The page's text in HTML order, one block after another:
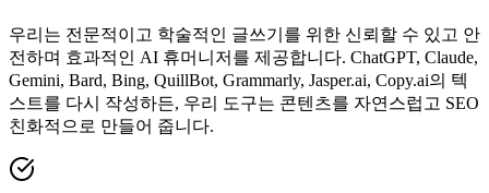
우리는 전문적이고 학술적인 글쓰기를 위한 신뢰할 수 있고 안
전하며 효과적인 AI 휴머니저를 제공합니다. ChatGPT, Claude,
Gemini, Bard, Bing, QuillBot, Grammarly, Jasper.ai, Copy.ai의 텍
스트를 다시 작성하든, 우리 도구는 콘텐츠를 자연스럽고 SEO
친화적으로 만들어 줍니다.